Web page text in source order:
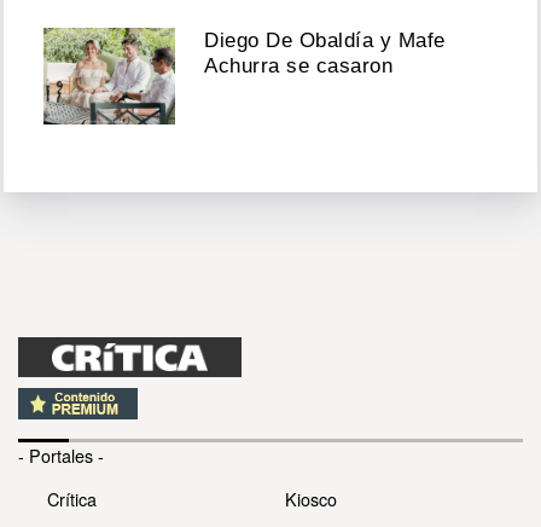
Diego De Obaldía y Mafe
Achurra se casaron
- Portales -
Crítica
Kiosco